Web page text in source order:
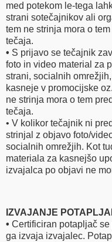
med potekom le-tega
strani sotečajnikov ali
tem ne strinja mora o
tečaja.
• S prijavo se tečajnik
foto in video material za
strani, socialnih
kasneje v promocijske
ne strinja mora o tem
tečaja.
• V kolikor tečajnik ni
strinjal z objavo foto/
socialnih omrežjih. Kot
materiala za kasnejšo
izvajalca po objavi ne
IZVAJANJE
• Certificiran potapljač
ga izvaja izvajalec.